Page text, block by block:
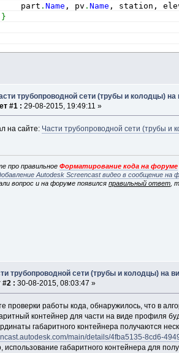
.Name , pv .Name , station,
}
трубопроводной сети (трубы и колодцы)
#1 : 29-08-2015, 19:49:11 »
на сайте: Части трубопроводной сети (трубы и
про правильноеФорматирование кода на форуме
Autodesk Screencast видео в сообщение на
вопрос и на форуме появилсяправильный ответ ,
трубопроводной сети (трубы и колодцы) на
#2 : 30-08-2015, 08:03:47 »
проверки работы кода, обнаружилось, что в
контейнер для части на виде профиля
габаритного контейнера получаются
main/details/4fba5135-8cd6-
использование габаритного контейнера для